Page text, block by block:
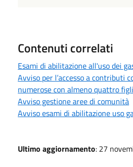
Contenuti correlati
Esami di abilitazione all'uso dei
Avviso per l’accesso a contributi
numerose con almeno quattro figli
Avviso gestione aree di comunità
Avviso esami di abilitazione uso
Ultimo aggiornamento: 27